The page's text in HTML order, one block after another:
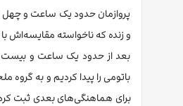
پروازمان حدود یک ساعت و چهل
و زنده که ناخواسته مقایسه‌اش
بعد از حدود یک ساعت و بیست
باتومی را پیدا کردیم و به
برای هماهنگی‌های بعدی ثبت کرد